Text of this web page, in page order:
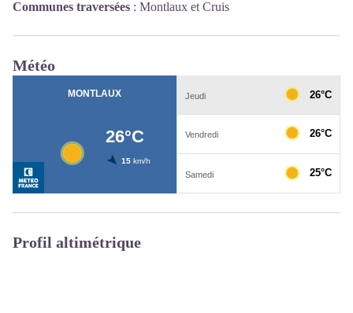
Communes traversées : Montlaux et Cruis
Météo
Profil altimétrique